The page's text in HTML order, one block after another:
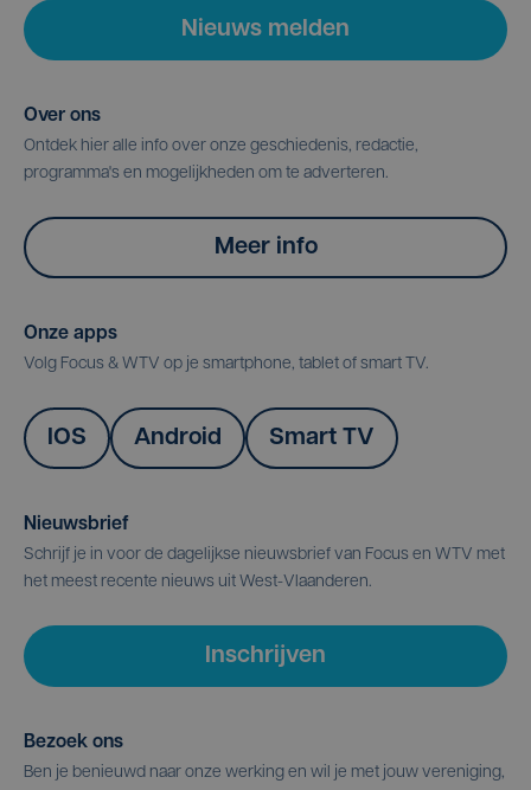
Nieuws melden
Over ons
Ontdek hier alle info over onze geschiedenis, redactie,
programma's en mogelijkheden om te adverteren.
Meer info
Onze apps
Volg Focus & WTV op je smartphone, tablet of smart TV.
IOS Android Smart TV
Nieuwsbrief
Schrijf je in voor de dagelijkse nieuwsbrief van Focus en WTV met
het meest recente nieuws uit West-Vlaanderen.
Inschrijven
Bezoek ons
Ben je benieuwd naar onze werking en wil je met jouw vereniging,